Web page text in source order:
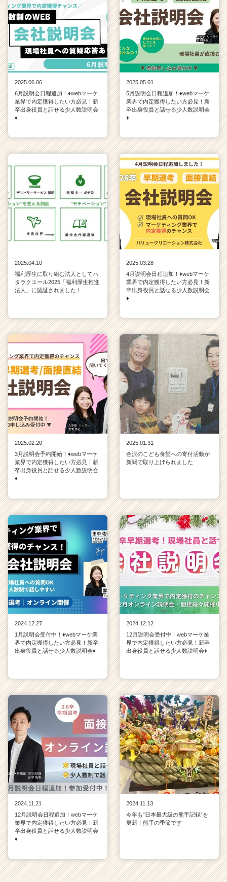
2025.06.06
6月説明会日程追加！♦webマーケ
業界で内定獲得したい方必見！新
卒出身役員と話せる少人数説明会
♦
2025.05.01
5月説明会日程追加！♦webマーケ
業界で内定獲得したい方必見！新
卒出身役員と話せる少人数説明会
♦
2025.04.10
福利厚生に取り組む法人としてハ
タラクエール2025「福利厚生推進
法人」に認証されました！
2025.03.28
4月説明会日程追加！♦webマーケ
業界で内定獲得したい方必見！新
卒出身役員と話せる少人数説明会
♦
2025.02.20
3月説明会予約開始！♦webマーケ
業界で内定獲得したい方必見！新
卒出身役員と話せる少人数説明会
♦
2025.01.31
金沢のこども食堂への寄付活動が
新聞で取り上げられました
2024.12.27
1月説明会受付中！♦webマーケ業
界で内定獲得したい方必見！新卒
出身役員と話せる少人数説明会♦
2024.12.12
12月説明会受付中！webマーケ業
界で内定獲得したい方必見！新卒
出身役員と話せる少人数説明会♦
2024.11.21
12月説明会日程追加！webマーケ
業界で内定獲得したい方必見！新
卒出身役員と話せる少人数説明会
♦
2024.11.13
今年も”日本最大級の熊手記録”を
更新！熊手の季節です